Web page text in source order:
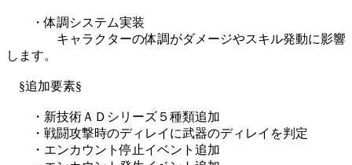
・体調システム実装
キャラクターの体調がダメージやスキル発動に影響
します。
§追加要素§
・新技術ＡＤシリーズ５種類追加
・戦闘攻撃時のディレイに武器のディレイを判定
・エンカウント停止イベント追加